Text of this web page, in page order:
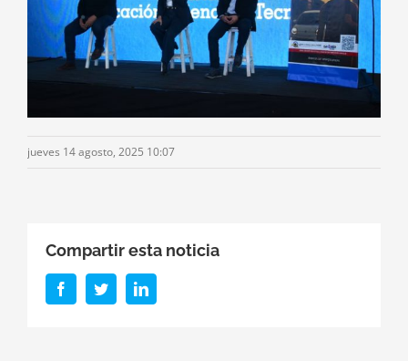
jueves 14 agosto, 2025 10:07
Compartir esta noticia
FacebookTwitterLinkedIn